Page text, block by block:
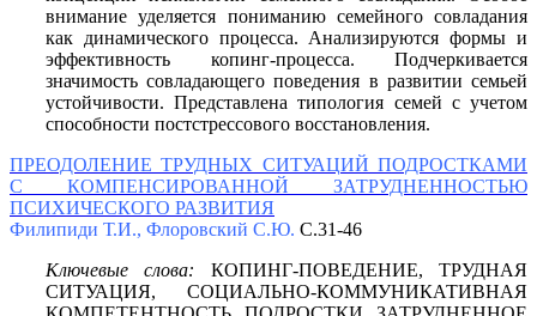
внимание уделяется пониманию семейного совладания
как динамического процесса. Анализируются формы и
эффективность копинг-процесса. Подчеркивается
значимость совладающего поведения в развитии семьей
устойчивости. Представлена типология семей с учетом
способности постстрессового восстановления.
ПРЕОДОЛЕНИЕ ТРУДНЫХ СИТУАЦИЙ ПОДРОСТКАМИ
С КОМПЕНСИРОВАННОЙ ЗАТРУДНЕННОСТЬЮ
ПСИХИЧЕСКОГО РАЗВИТИЯ
Филипиди Т.И., Флоровский С.Ю. С.31-46
Ключевые слова: КОПИНГ-ПОВЕДЕНИЕ, ТРУДНАЯ
СИТУАЦИЯ, СОЦИАЛЬНО-КОММУНИКАТИВНАЯ